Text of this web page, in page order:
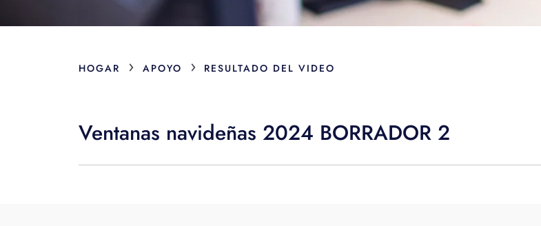
HOGAR › APOYO › RESULTADO DEL VIDEO
Ventanas navideñas 2024 BORRADOR 2